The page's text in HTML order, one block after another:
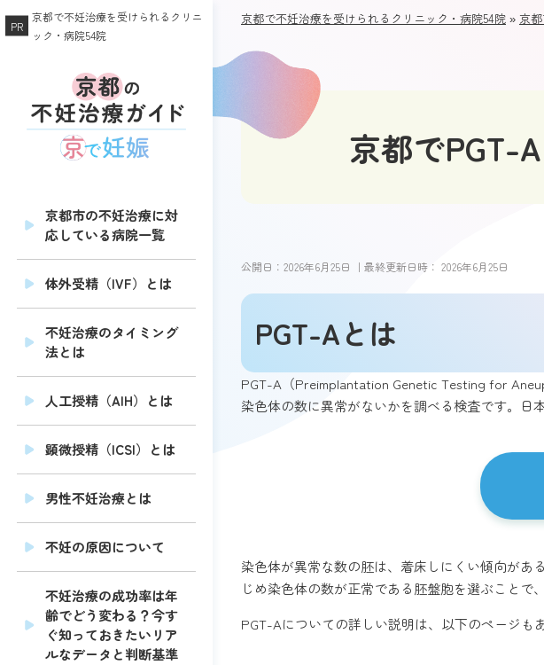
京都で不妊治療を受けられるクリニ
ック・病院54院
京都市の不妊治療に対
応している病院一覧
体外受精（IVF）とは
不妊治療のタイミング
法とは
人工授精（AIH）とは
顕微授精（ICSI）とは
男性不妊治療とは
不妊の原因について
不妊治療の成功率は年
齢でどう変わる？今す
ぐ知っておきたいリア
ルなデータと判断基準
京都で不妊治療を受けられるクリニック・病院54院 » 京
京都でPGT-
公開日： 2026年6月25日 ｜最終更新日時： 2026年6月25日
PGT-Aとは
PGT-A（Preimplantation Genetic Testing for
染色体の数に異常がないかを調べる検査です。日
染色体が異常な数の胚は、着床しにくい傾向があ
じめ染色体の数が正常である胚盤胞を選ぶことで
PGT-Aについての詳しい説明は、以下のページも